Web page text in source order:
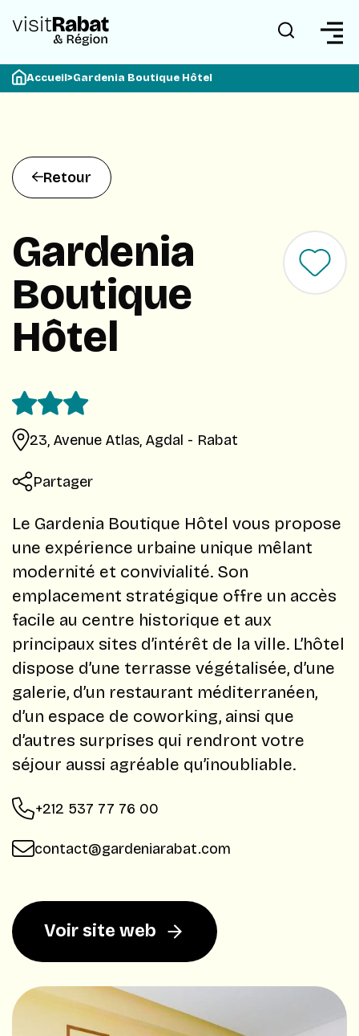
Accueil>Gardenia Boutique Hôtel
Retour
Gardenia
Boutique
Hôtel
23, Avenue Atlas, Agdal - Rabat
Partager
Le Gardenia Boutique Hôtel vous propose
une expérience urbaine unique mêlant
modernité et convivialité. Son
emplacement stratégique offre un accès
facile au centre historique et aux
principaux sites d’intérêt de la ville. L’hôtel
dispose d’une terrasse végétalisée, d’une
galerie, d’un restaurant méditerranéen,
d’un espace de coworking, ainsi que
d’autres surprises qui rendront votre
séjour aussi agréable qu’inoubliable.
+212 537 77 76 00
contact@gardeniarabat.com
Voir site web